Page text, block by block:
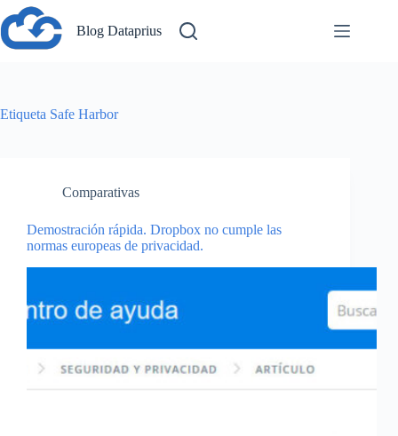
Saltar
al
contenido
Blog Dataprius
Etiqueta Safe Harbor
Comparativas
Demostración rápida. Dropbox no cumple las
normas europeas de privacidad.